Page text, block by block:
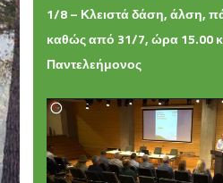
1/8 – Κλειστά δάση, άλση,
καθώς από 31/7, ώρα 15.00
Παντελεήμονος